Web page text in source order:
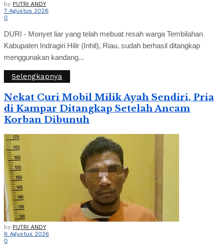
by PUTRI ANDY
7 Agustus 2026
0
DURI - Monyet liar yang telah mebuat resah warga Tembilahan
Kabupaten Indragiri Hilir (Inhil), Riau, sudah berhasil ditangkap
menggunakan kandang...
Selengkapnya
Nekat Curi Mobil Milik Ayah Sendiri, Pria
di Kampar Ditangkap Setelah Ancam
Korban Dibunuh
by PUTRI ANDY
6 Agustus 2026
0